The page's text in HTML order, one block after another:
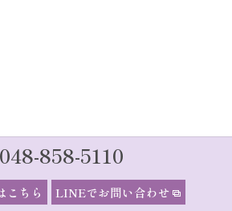
048-858-5110
こちら LINEでお問い合わせ